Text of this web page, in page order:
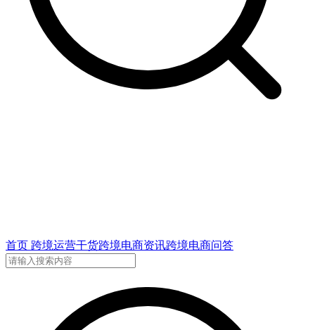
首页 跨境运营干货跨境电商资讯跨境电商问答